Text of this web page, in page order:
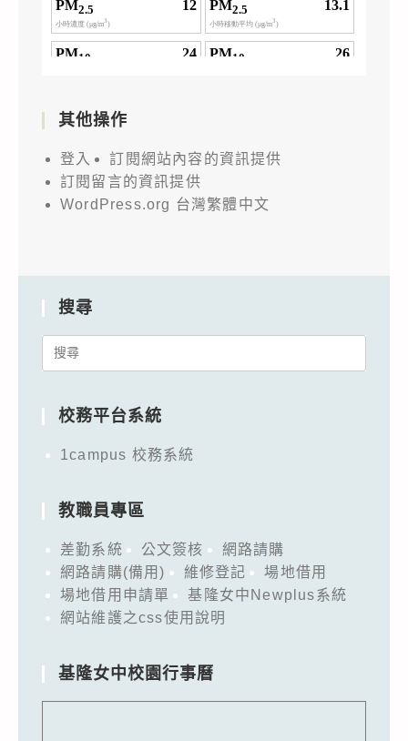
其他操作
登入
訂閱網站內容的資訊提供
訂閱留言的資訊提供
WordPress.org 台灣繁體中文
搜尋
Search
校務平台系統
1campus 校務系統
教職員專區
差勤系統 公文簽核
網路請購
網路請購(備用)
維修登記
場地借用
場地借用申請單
基隆女中Newplus系統
網站維護之css使用說明
基隆女中校園行事曆